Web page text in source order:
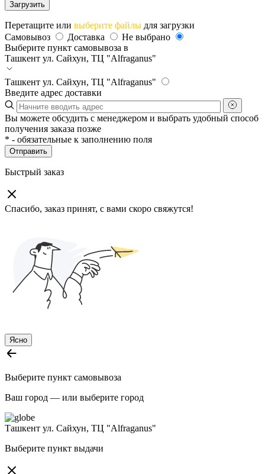
Перетащите или выберите файлы для загрузки
Самовывоз
Доставка
Не выбрано
Выберите пункт самовывоза в
Ташкент ул. Сайхун, ТЦ "Alfraganus"
Ташкент ул. Сайхун, ТЦ "Alfraganus"
Введите адрес доставки
Вы можете обсудить с менеджером и выбрать удобный способ
получения заказа позже
* - обязательные к заполнению поля
Отправить
Быстрый заказ
Спасибо, заказ принят, с вами скоро свяжутся!
Ясно
Выберите пункт самовывоза
Ваш город — или выберите город
Ташкент ул. Сайхун, ТЦ "Alfraganus"
Выберите пункт выдачи